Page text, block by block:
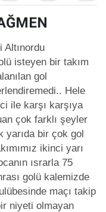
Altınordu
isteyen bir takım
gol
Hele
ile karşı karşıya
çok farklı şeyler
yarıda bir çok gol
ikinci yarı
ısrarla 75
golü kalemizde
maçı takip
niyeti olmayan